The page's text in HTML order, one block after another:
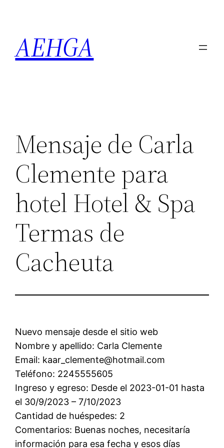
contenido
AEHGA
Mensaje de Carla
Clemente para
hotel Hotel & Spa
Termas de
Cacheuta
Nuevo mensaje desde el sitio web
Nombre y apellido: Carla Clemente
Email: kaar_clemente@hotmail.com
Teléfono: 2245555605
Ingreso y egreso: Desde el 2023-01-01 hasta
el 30/9/2023 – 7/10/2023
Cantidad de huéspedes: 2
Comentarios: Buenas noches, necesitaría
información para esa fecha y esos días